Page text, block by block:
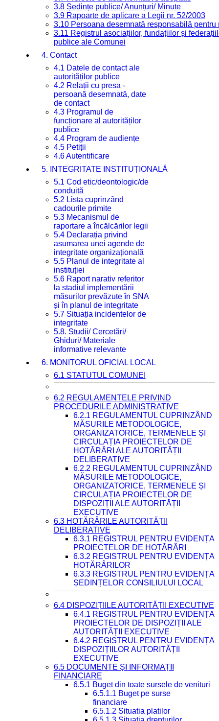
3.8 Ședințe publice/ Anunțuri/ Minute
3.9 Rapoarte de aplicare a Legii nr. 52/2003
3.10 Persoana desemnată responsabilă
3.11 Registrul asociațiilor, fundațiilor și
publice ale Comunei
4. Contact
4.1 Datele de contact ale
autorităților publice
4.2 Relații cu presa -
persoană desemnată, date
de contact
4.3 Programul de
funcționare al autorităților
publice
4.4 Program de audiențe
4.5 Petiții
4.6 Autentificare
5. INTEGRITATE INSTITUȚIONALĂ
5.1 Cod etic/deontologic/de
conduită
5.2 Lista cuprinzând
cadourile primite
5.3 Mecanismul de
raportare a încălcărilor legii
5.4 Declarația privind
asumarea unei agende de
integritate organizațională
5.5 Planul de integritate al
instituției
5.6 Raport narativ referitor
la stadiul implementării
măsurilor prevăzute în SNA
și în planul de integritate
5.7 Situația incidentelor de
integritate
5.8. Studii/ Cercetări/
Ghiduri/ Materiale
informative relevante
6. MONITORUL OFICIAL LOCAL
6.1 STATUTUL COMUNEI
6.2 REGULAMENTELE PRIVIND
PROCEDURILE ADMINISTRATIVE
6.2.1 REGULAMENTUL CUPRINZÂND
MĂSURILE METODOLOGICE,
ORGANIZATORICE, TERMENELE ȘI
CIRCULAȚIA PROIECTELOR DE
HOTĂRÂRI ALE AUTORITĂȚII
DELIBERATIVE
6.2.2 REGULAMENTUL CUPRINZÂND
MĂSURILE METODOLOGICE,
ORGANIZATORICE, TERMENELE ȘI
CIRCULAȚIA PROIECTELOR DE
DISPOZIȚII ALE AUTORITĂȚII
EXECUTIVE
6.3 HOTĂRÂRILE AUTORITĂȚII
DELIBERATIVE
6.3.1 REGISTRUL PENTRU EVIDENȚA
PROIECTELOR DE HOTĂRÂRI
6.3.2 REGISTRUL PENTRU EVIDENȚA
HOTĂRÂRILOR
6.3.3 REGISTRUL PENTRU EVIDENȚA
ȘEDINȚELOR CONSILIULUI LOCAL
6.4 DISPOZIȚIILE AUTORITĂȚII EXECUTIVE
6.4.1 REGISTRUL PENTRU EVIDENȚA
PROIECTELOR DE DISPOZIȚII ALE
AUTORITĂȚII EXECUTIVE
6.4.2 REGISTRUL PENTRU EVIDENȚA
DISPOZIȚIILOR AUTORITĂȚII
EXECUTIVE
6.5 DOCUMENTE ȘI INFORMAȚII
FINANCIARE
6.5.1 Buget din toate sursele de venituri
6.5.1.1 Buget pe surse
financiare
6.5.1.2 Situatia platilor